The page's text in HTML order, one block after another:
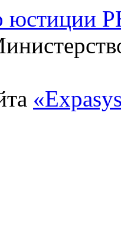
​ю​с​т​и​ц​и​и​